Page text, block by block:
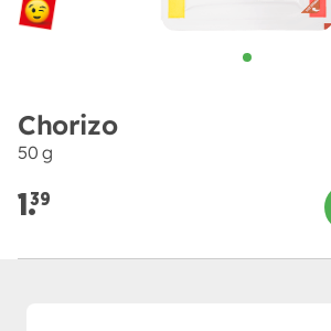
Chorizo
50 g
1.39